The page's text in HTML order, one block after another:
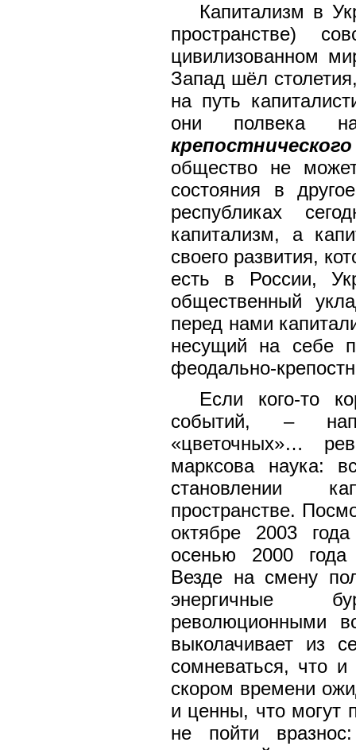
Капитализм в
пространстве)
цивилизованном
Запад шёл
на путь
они полвека
крепостнического
общество не
состояния в
республиках
капитализм, а
своего развития,
есть в России,
общественный
перед нами
несущий на себе
феодально-
Если кого-то
событий, –
«цветочных»…
марксова наука:
становлении
пространстве.
октябре 2003
осенью 2000
Везде на смену
энергичные
революционными
выколачивает из
сомневаться, что
скором времени
и ценны, что могут
не пойти